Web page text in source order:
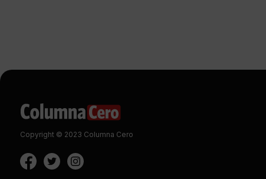
Copyright © 2023 Columna Cero